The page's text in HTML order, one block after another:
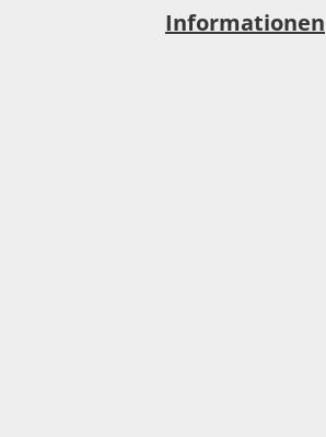
Informationen